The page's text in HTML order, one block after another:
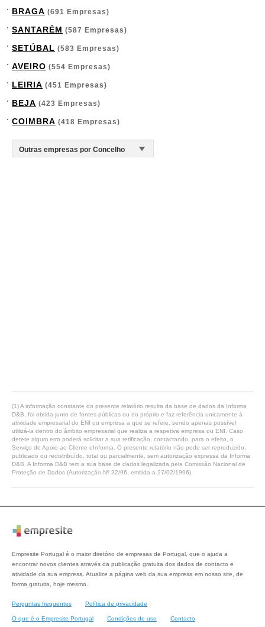
BRAGA (691 Empresas)
SANTARÉM (587 Empresas)
SETÚBAL (583 Empresas)
AVEIRO (554 Empresas)
LEIRIA (451 Empresas)
BEJA (423 Empresas)
COIMBRA (418 Empresas)
(1) A informação constante do presente relatório resulta da base de dados da Informa
D&B, foi obtida junto de fontes públicas ou do próprio e faz referência unicamente à
atividade empresarial do ENI ou empresa a que se refere, sendo apenas possível
utilizá-la dentro do âmbito empresarial que realiza a respetiva empresa ou ENI. Caso
detete algum erro poderá solicitar a sua retificação, contactando, para o efeito, o
Serviço de Apoio ao Cliente eInforma. O presente relatório não pode ser reproduzido,
publicado ou redistribuído, total ou parcialmente, sem autorização expressa da Informa
D&B. A Informa D&B tem a sua base de dados legalizada pela Comissão Nacional de
Proteção de Dados (Autorização Nº 32/96, emitida a 27/02/1996).
Empresite Portugal é o maior diretório de empresas de Portugal, que o ajuda a
encontrar novos clientes através da publicação gratuita dos dados de contacto e
atividade da sua empresa. Atualize a página web da sua empresa em nosso site, de
forma gratuita, hoje mesmo.
Perguntas frequentes Política de privacidade
O que é o Empresite Portugal Condições de uso Contacto